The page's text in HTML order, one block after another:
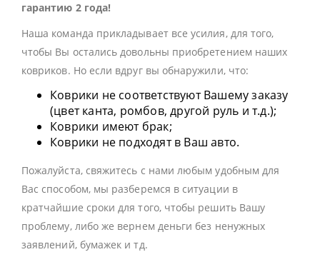
гарантию 2 года!
Наша команда прикладывает все усилия, для того,
чтобы Вы остались довольны приобретением наших
ковриков. Но если вдруг вы обнаружили, что:
Коврики не соответствуют Вашему заказу
(цвет канта, ромбов, другой руль и т.д.);
Коврики имеют брак;
Коврики не подходят в Ваш авто.
Пожалуйста, свяжитесь с нами любым удобным для
Вас способом, мы разберемся в ситуации в
кратчайшие сроки для того, чтобы решить Вашу
проблему, либо же вернем деньги без ненужных
заявлений, бумажек и тд.